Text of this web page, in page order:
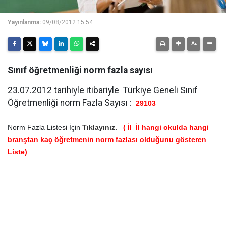
Yayınlanma: 09/08/2012 15:54
Sınıf öğretmenliği norm fazla sayısı
23.07.2012 tarihiyle itibariyle Türkiye Geneli Sınıf
Öğretmenliği norm Fazla Sayısı : 29103
Norm Fazla Listesi İçin Tıklayınız.
( İl İl hangi okulda hangi
branştan kaç öğretmenin norm fazlası olduğunu gösteren
Liste)